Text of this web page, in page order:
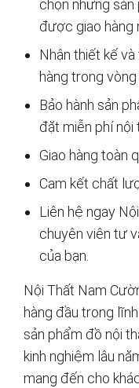
chọn những
được giao hàng
Nhận thiết kế
hàng trong vòng
Bảo hành sản
đặt miễn phí nội
Giao hàng toàn
Cam kết chất
Liên hệ ngay
chuyên viên tư
của bạn.
Nội Thất Nam
hàng đầu trong
sản phẩm đồ nội
kinh nghiệm lâu
mang đến cho